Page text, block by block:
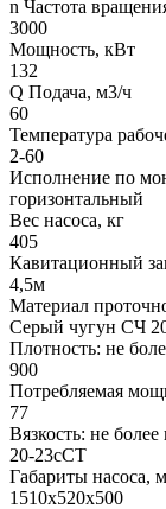
n Частота
3000
Мощность, кВт
132
Q Подача, м3/ч
60
Температура
2-60
Исполнение по
горизонтальный
Вес насоса, кг
405
Кавитационный
4,5м
Материал
Серый чугун СЧ
Плотность: не
900
Потребляемая
77
Вязкость: не более
20-23сСТ
Габариты насоса,
1510х520х500